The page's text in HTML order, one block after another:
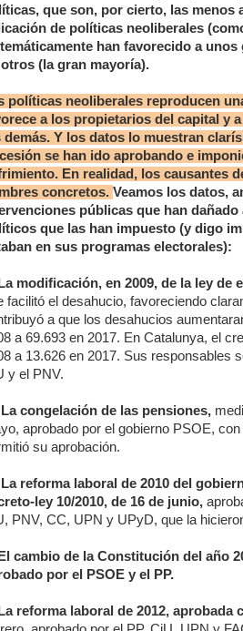
que son, por cierto, las menos
de políticas neoliberales
han favorecido a
(la gran mayoría).
políticas neoliberales reproducen
a los propietarios del capital y
demás. Y los datos lo muestran
se han ido aprobando e
En realidad, los causantes
concretos. Veamos los datos,
públicas que han
que las han impuesto (y digo
en sus programas electorales):
La modificación, en 2009, de la ley de
facilitó el desahucio, favoreciendo
a que los desahucios
a 69.693 en 2017. En Catalunya, el
a 13.626 en 2017. Sus responsables
y el PNV.
La congelación de las pensiones,
aprobado por el gobierno PSOE,
su aprobación.
La reforma laboral de 2010 del
ley 10/2010, de 16 de junio,
PNV, CC, UPN y UPyD, que la
El cambio de la Constitución del año
por el PSOE y el PP.
La reforma laboral de 2012, aprobada